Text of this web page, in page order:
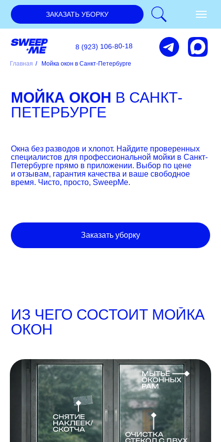
ЗАКАЗАТЬ УБОРКУ
8 (923) 106-80-18
Главная / Мойка окон в Санкт-Петербурге
МОЙКА ОКОН В САНКТ-
ПЕТЕРБУРГЕ
Окна без разводов и хлопот. Найдите проверенных
специалистов для профессиональной мойки в Санкт-
Петербурге прямо в приложении. Выбор по цене
и отзывам, гарантия качества и ваше свободное
время. Чисто, просто, SweepMe.
Заказать уборку
ИЗ ЧЕГО СОСТОИТ МОЙКА
ОКОН